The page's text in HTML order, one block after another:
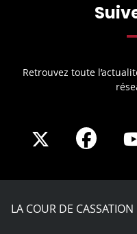
Retrouvez toute
Share
X
Share
LA COUR DE CASSATION